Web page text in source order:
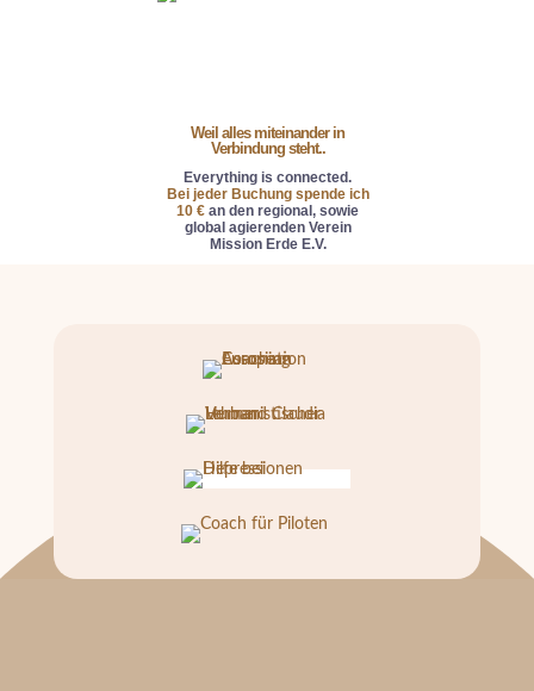
Weil alles miteinander in
Verbindung steht..
Everything is connected.
Bei jeder Buchung spende ich
10 € an den regional, sowie
global agierenden Verein
Mission Erde E.V.